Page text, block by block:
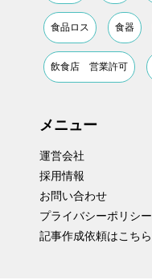
食品ロス 食器
飲食店 営業許可
メニュー
運営会社
採用情報
お問い合わせ
プライバシーポリシー
記事作成依頼はこちら